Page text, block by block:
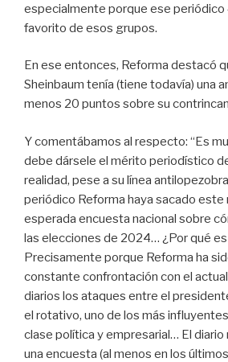
especialmente porque ese periódico
favorito de esos grupos.
En ese entonces, Reforma destacó
Sheinbaum tenía (tiene todavía) una
menos 20 puntos sobre su
Y comentábamos al respecto: “Es
debe dársele el mérito periodístico
realidad, pese a su línea
periódico Reforma haya sacado este
esperada encuesta nacional sobre
las elecciones de 2024… ¿Por qué
Precisamente porque Reforma ha
constante confrontación con el
diarios los ataques entre el
el rotativo, uno de los más
clase política y empresarial… El diario
una encuesta (al menos en los